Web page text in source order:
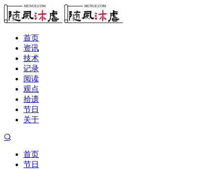
首页
资讯
技术
记录
阅读
观点
拾遗
节日
关于
首页
节日